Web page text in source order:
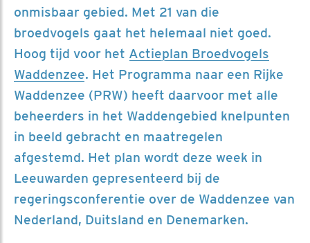
onmisbaar gebied. Met 21 van die
broedvogels gaat het helemaal niet goed.
Hoog tijd voor het Actieplan Broedvogels
Waddenzee. Het Programma naar een Rijke
Waddenzee (PRW) heeft daarvoor met alle
beheerders in het Waddengebied knelpunten
in beeld gebracht en maatregelen
afgestemd. Het plan wordt deze week in
Leeuwarden gepresenteerd bij de
regeringsconferentie over de Waddenzee van
Nederland, Duitsland en Denemarken.